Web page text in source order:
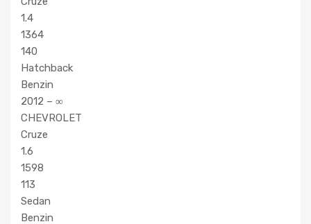
1.4
1364
140
Hatchback
Benzin
2012 – ∞
CHEVROLET
Cruze
1.6
1598
113
Sedan
Benzin